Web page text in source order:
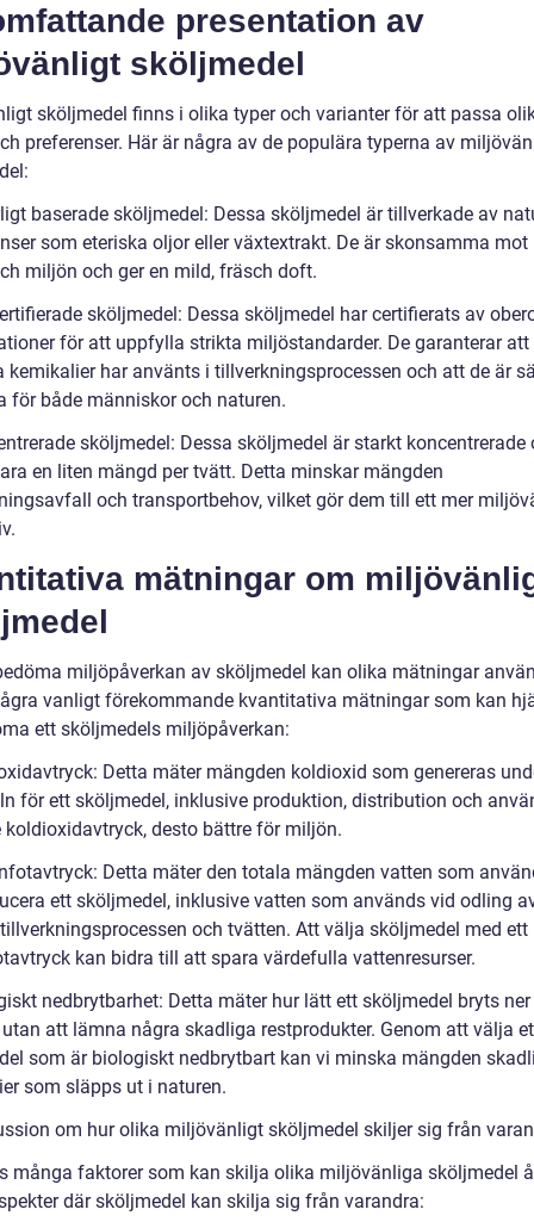
presentation av
sköljmedel
sköljmedel finns i olika typer och varianter för att passa
preferenser. Här är några av de populära typerna av
baserade sköljmedel: Dessa sköljmedel är tillverkade av
som eteriska oljor eller växtextrakt. De är skonsamma mot
miljön och ger en mild, fräsch doft.
sköljmedel: Dessa sköljmedel har certifierats av
för att uppfylla strikta miljöstandarder. De garanterar att
kemikalier har använts i tillverkningsprocessen och att de är
för både människor och naturen.
sköljmedel: Dessa sköljmedel är starkt koncentrerade
en liten mängd per tvätt. Detta minskar mängden
och transportbehov, vilket gör dem till ett mer
mätningar om
miljöpåverkan av sköljmedel kan olika mätningar
vanligt förekommande kvantitativa mätningar som kan
ett sköljmedels miljöpåverkan:
Detta mäter mängden koldioxid som genereras
för ett sköljmedel, inklusive produktion, distribution och
koldioxidavtryck, desto bättre för miljön.
Detta mäter den totala mängden vatten som
ett sköljmedel, inklusive vatten som används vid odling
och tvätten. Att välja sköljmedel med ett
kan bidra till att spara värdefulla vattenresurser.
nedbrytbarhet: Detta mäter hur lätt ett sköljmedel bryts
att lämna några skadliga restprodukter. Genom att välja
som är biologiskt nedbrytbart kan vi minska mängden
som släpps ut i naturen.
om hur olika miljövänligt sköljmedel skiljer sig från
många faktorer som kan skilja olika miljövänliga sköljmedel
där sköljmedel kan skilja sig från varandra: